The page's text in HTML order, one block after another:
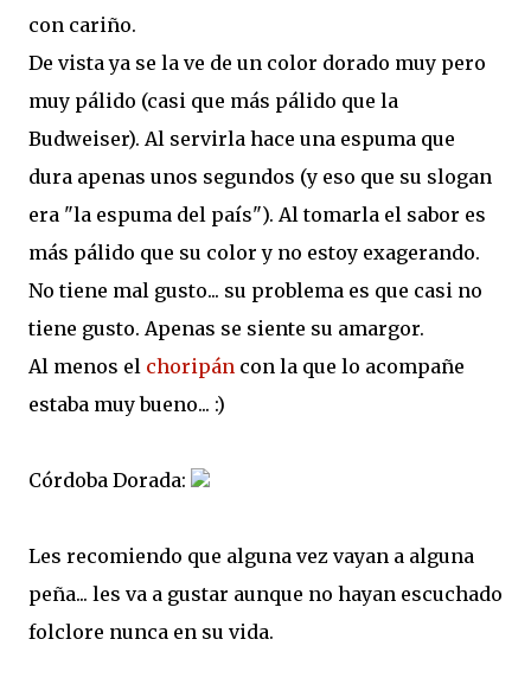
con cariño.
De vista ya se la ve de un color dorado muy pero
muy pálido (casi que más pálido que la
Budweiser). Al servirla hace una espuma que
dura apenas unos segundos (y eso que su slogan
era "la espuma del país"). Al tomarla el sabor es
más pálido que su color y no estoy exagerando.
No tiene mal gusto... su problema es que casi no
tiene gusto. Apenas se siente su amargor.
Al menos el choripán con la que lo acompañe
estaba muy bueno... :)
Córdoba Dorada:
Les recomiendo que alguna vez vayan a alguna
peña... les va a gustar aunque no hayan escuchado
folclore nunca en su vida.